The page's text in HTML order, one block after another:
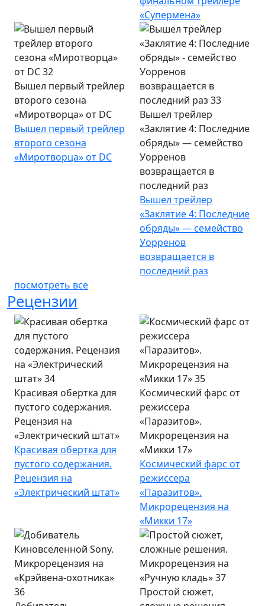
«Супермена»
Вышел первый трейлер
второго сезона
«Миротворца» от DC
Вышел первый трейлер
второго сезона
«Миротворца» от DC
Вышел трейлер
«Заклятие 4: Последние
обряды» — семейство
Уорренов
возвращается в
последний раз
Вышел трейлер
«Заклятие 4: Последние
обряды» — семейство
Уорренов
возвращается в
последний раз
посмотреть все
Рецензии
Красивая обертка для
пустого содержания.
Рецензия на
«Электрический штат»
Красивая обертка для
пустого содержания.
Рецензия на
«Электрический штат»
Космический фарс от
режиссера
«Паразитов».
Микрорецензия на
«Микки 17»
Космический фарс от
режиссера
«Паразитов».
Микрорецензия на
«Микки 17»
Простой сюжет,